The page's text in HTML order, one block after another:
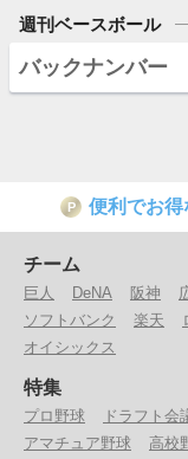
週刊ベースボール
バックナンバー
P 便利でお得
チーム
巨人 DeNA 阪神
ソフトバンク
楽天
オイシックス
特集
プロ野球 ドラフト会
アマチュア野球
高校